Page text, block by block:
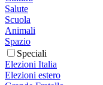
Salute
Scuola
Animali
Spazio
Speciali
Elezioni Italia
Elezioni estero